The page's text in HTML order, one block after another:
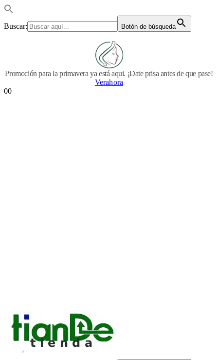
Buscar: Botón de búsqueda
Promoción para la primavera ya está aqui. ¡Date prisa antes de que pase!
Verahora
00